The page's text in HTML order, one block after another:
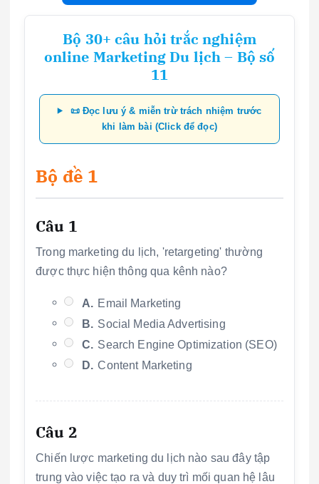
Bộ 30+ câu hỏi trắc nghiệm
online Marketing Du lịch – Bộ số
11
📜 Đọc lưu ý & miễn trừ trách nhiệm trước
khi làm bài (Click để đọc)
Bộ đề 1
Câu 1
Trong marketing du lịch, 'retargeting' thường
được thực hiện thông qua kênh nào?
A. Email Marketing
B. Social Media Advertising
C. Search Engine Optimization (SEO)
D. Content Marketing
Câu 2
Chiến lược marketing du lịch nào sau đây tập
trung vào việc tạo ra và duy trì mối quan hệ lâu